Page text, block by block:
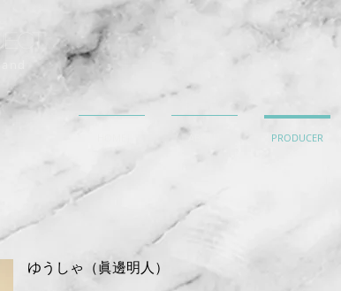
PRODUCER
ゆうしゃ（眞邊明人）